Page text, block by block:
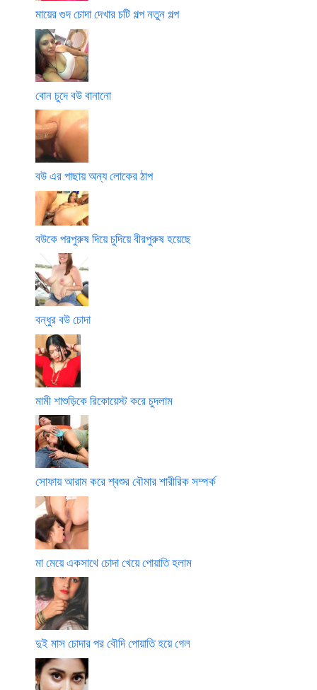
মায়ের গুদ চোদা দেখার চটি গল্প নতুন গল্প
বোন চুদে বউ বানানো
বউ এর পাছায় অন্য লোকের ঠাপ
বউকে পরপুরুষ দিয়ে চুদিয়ে বীরপুরুষ হয়েছে
বন্ধুর বউ চোদা
মামী শাশুড়িকে রিকোয়েস্ট করে চুদলাম
সোফায় আরাম করে শ্বশুর বৌমার শারীরিক সম্পর্ক
মা মেয়ে একসাথে চোদা খেয়ে পোয়াতি হলাম
দুই মাস চোদার পর বৌদি পোয়াতি হয়ে গেল